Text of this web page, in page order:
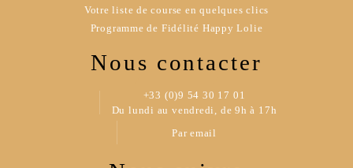
Votre liste de course en quelques clics
Programme de Fidélité Happy Lolie
Nous contacter
+33 (0)9 54 30 17 01
Du lundi au vendredi, de 9h à 17h
Par email